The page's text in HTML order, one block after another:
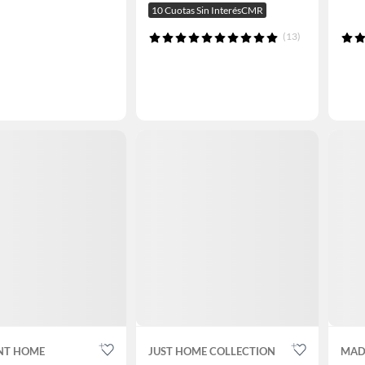
10 Cuotas Sin InterésCMR
(13)
HOME JUST HOME COLLECTION